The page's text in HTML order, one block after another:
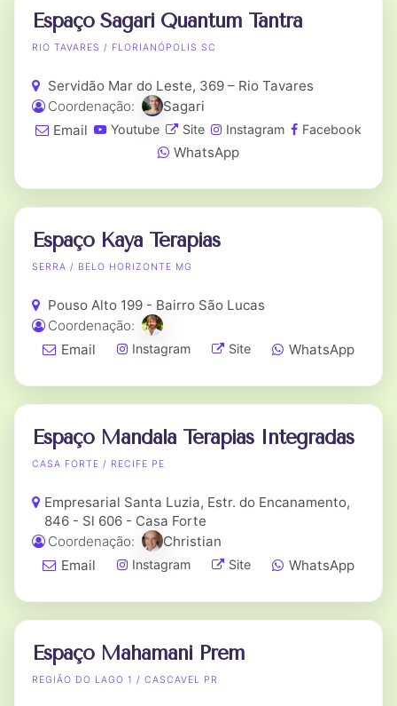
Espaço Sagari Quantum Tantra
RIO TAVARES / FLORIANÓPOLIS SC
Servidão Mar do Leste, 369 – Rio Tavares
Coordenação:
Sagari
Email
Youtube Site Instagram Facebook
WhatsApp
Espaço Kaya Terapias
SERRA / BELO HORIZONTE MG
Pouso Alto 199 - Bairro São Lucas
Coordenação:
Email
Instagram Site WhatsApp
Espaço Mandala Terapias Integradas
CASA FORTE / RECIFE PE
Empresarial Santa Luzia, Estr. do Encanamento,
846 - Sl 606 - Casa Forte
Coordenação:
Christian
Email
Instagram Site WhatsApp
Espaço Mahamani Prem
REGIÃO DO LAGO 1 / CASCAVEL PR